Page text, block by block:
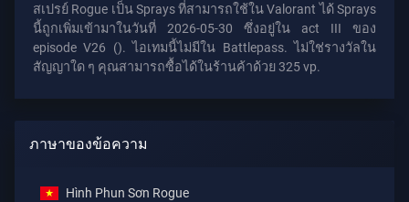
สเปรย์ Rogue เป็น Sprays ที่สามารถใช้ใน Valorant ได้ Sprays
นี้ถูกเพิ่มเข้ามาในวันที่ 2026-05-30 ซึ่งอยู่ใน act III ของ
episode V26 (). ไอเทมนี้ไม่มีใน Battlepass. ไม่ใช่รางวัลใน
สัญญาใด ๆ คุณสามารถซื้อได้ในร้านค้าด้วย 325 vp.
ภาษาของข้อความ
Hình Phun Sơn Rogue